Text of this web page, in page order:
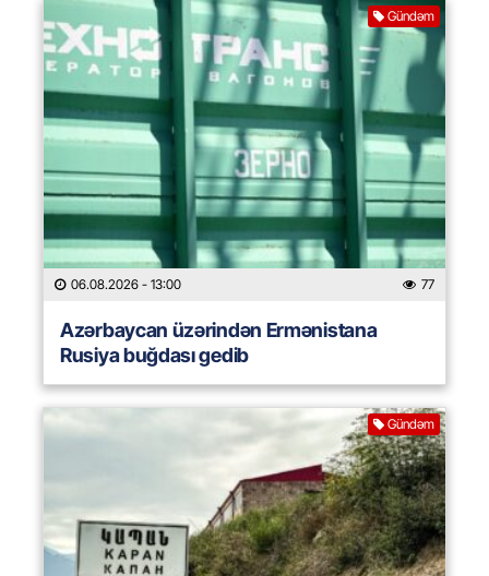
Gündəm
06.08.2026 - 13:00 77
Azərbaycan üzərindən Ermənistana
Rusiya buğdası gedib
Gündəm